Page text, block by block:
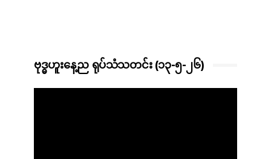
ဗုဒ္ဓဟူးနေ့ည ရုပ်သံသတင်း (၁၃-၅-၂၆)